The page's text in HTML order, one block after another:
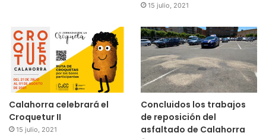
15 julio, 2021
Calahorra celebrará el
Croquetur II
15 julio, 2021
Concluidos los trabajos
de reposición del
asfaltado de Calahorra